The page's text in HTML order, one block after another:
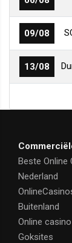
09/08
13/08
Beste Online
Nederland
Buitenland
Online
Goksites